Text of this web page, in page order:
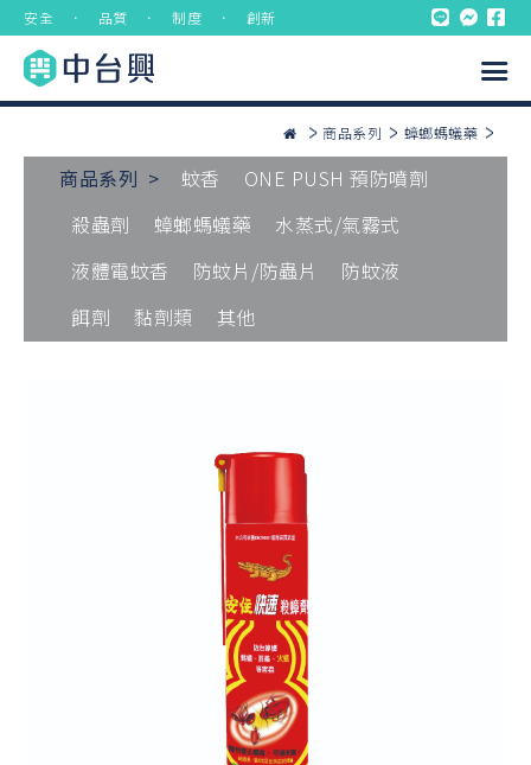
安全 ． 品質 ． 制度 ． 創新
商品系列 蟑螂螞蟻藥
商品系列 > 蚊香
ONE PUSH 預防噴劑
殺蟲劑
蟑螂螞蟻藥
水蒸式/氣霧式
液體電蚊香
防蚊片/防蟲片
防蚊液
餌劑
黏劑類 其他